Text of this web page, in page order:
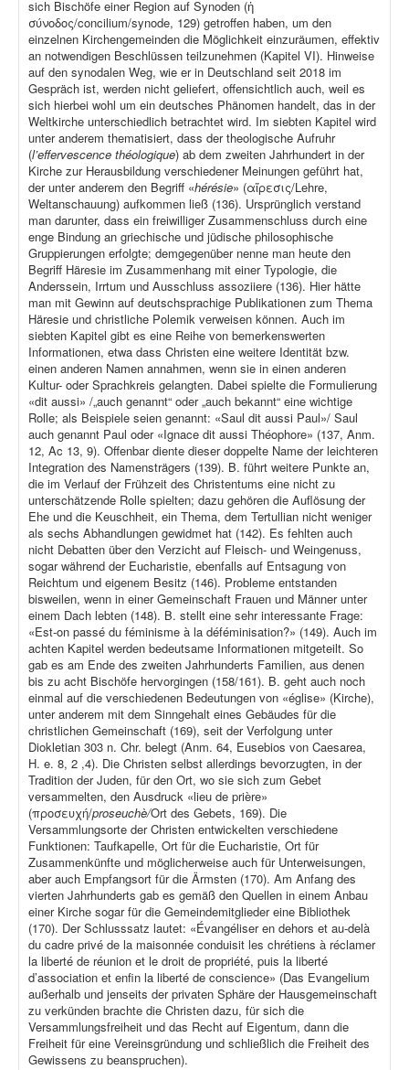
sich Bischöfe einer Region auf Synoden (ἡ
σύνοδος/concilium/synode, 129) getroffen haben, um den
einzelnen Kirchengemeinden die Möglichkeit einzuräumen, effektiv
an notwendigen Beschlüssen teilzunehmen (Kapitel VI). Hinweise
auf den synodalen Weg, wie er in Deutschland seit 2018 im
Gespräch ist, werden nicht geliefert, offensichtlich auch, weil es
sich hierbei wohl um ein deutsches Phänomen handelt, das in der
Weltkirche unterschiedlich betrachtet wird. Im siebten Kapitel wird
unter anderem thematisiert, dass der theologische Aufruhr
(l’effervescence théologique) ab dem zweiten Jahrhundert in der
Kirche zur Herausbildung verschiedener Meinungen geführt hat,
der unter anderem den Begriff «hérésie» (αἵρεσις/Lehre,
Weltanschauung) aufkommen ließ (136). Ursprünglich verstand
man darunter, dass ein freiwilliger Zusammenschluss durch eine
enge Bindung an griechische und jüdische philosophische
Gruppierungen erfolgte; demgegenüber nenne man heute den
Begriff Häresie im Zusammenhang mit einer Typologie, die
Anderssein, Irrtum und Ausschluss assoziiere (136). Hier hätte
man mit Gewinn auf deutschsprachige Publikationen zum Thema
Häresie und christliche Polemik verweisen können. Auch im
siebten Kapitel gibt es eine Reihe von bemerkenswerten
Informationen, etwa dass Christen eine weitere Identität bzw.
einen anderen Namen annahmen, wenn sie in einen anderen
Kultur- oder Sprachkreis gelangten. Dabei spielte die Formulierung
«dit aussi» /„auch genannt“ oder „auch bekannt“ eine wichtige
Rolle; als Beispiele seien genannt: «Saul dit aussi Paul»/ Saul
auch genannt Paul oder «Ignace dit aussi Théophore» (137, Anm.
12, Ac 13, 9). Offenbar diente dieser doppelte Name der leichteren
Integration des Namensträgers (139). B. führt weitere Punkte an,
die im Verlauf der Frühzeit des Christentums eine nicht zu
unterschätzende Rolle spielten; dazu gehören die Auflösung der
Ehe und die Keuschheit, ein Thema, dem Tertullian nicht weniger
als sechs Abhandlungen gewidmet hat (142). Es fehlten auch
nicht Debatten über den Verzicht auf Fleisch- und Weingenuss,
sogar während der Eucharistie, ebenfalls auf Entsagung von
Reichtum und eigenem Besitz (146). Probleme entstanden
bisweilen, wenn in einer Gemeinschaft Frauen und Männer unter
einem Dach lebten (148). B. stellt eine sehr interessante Frage:
«Est-on passé du féminisme à la déféminisation?» (149). Auch im
achten Kapitel werden bedeutsame Informationen mitgeteilt. So
gab es am Ende des zweiten Jahrhunderts Familien, aus denen
bis zu acht Bischöfe hervorgingen (158/161). B. geht auch noch
einmal auf die verschiedenen Bedeutungen von «église» (Kirche),
unter anderem mit dem Sinngehalt eines Gebäudes für die
christlichen Gemeinschaft (169), seit der Verfolgung unter
Diokletian 303 n. Chr. belegt (Anm. 64, Eusebios von Caesarea,
H. e. 8, 2 ,4). Die Christen selbst allerdings bevorzugten, in der
Tradition der Juden, für den Ort, wo sie sich zum Gebet
versammelten, den Ausdruck «lieu de prière»
(προσευχή/proseuchè/Ort des Gebets, 169). Die
Versammlungsorte der Christen entwickelten verschiedene
Funktionen: Taufkapelle, Ort für die Eucharistie, Ort für
Zusammenkünfte und möglicherweise auch für Unterweisungen,
aber auch Empfangsort für die Ärmsten (170). Am Anfang des
vierten Jahrhunderts gab es gemäß den Quellen in einem Anbau
einer Kirche sogar für die Gemeindemitglieder eine Bibliothek
(170). Der Schlusssatz lautet: «Évangéliser en dehors et au-delà
du cadre privé de la maisonnée conduisit les chrétiens à réclamer
la liberté de réunion et le droit de propriété, puis la liberté
d’association et enfin la liberté de conscience» (Das Evangelium
außerhalb und jenseits der privaten Sphäre der Hausgemeinschaft
zu verkünden brachte die Christen dazu, für sich die
Versammlungsfreiheit und das Recht auf Eigentum, dann die
Freiheit für eine Vereinsgründung und schließlich die Freiheit des
Gewissens zu beanspruchen).